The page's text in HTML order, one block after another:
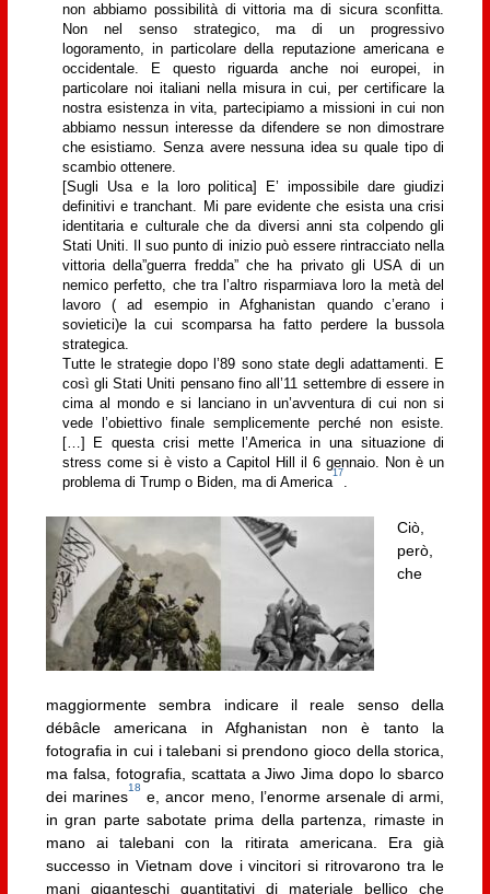
non abbiamo possibilità di vittoria ma di sicura sconfitta.
Non nel senso strategico, ma di un progressivo
logoramento, in particolare della reputazione americana e
occidentale. E questo riguarda anche noi europei, in
particolare noi italiani nella misura in cui, per certificare la
nostra esistenza in vita, partecipiamo a missioni in cui non
abbiamo nessun interesse da difendere se non dimostrare
che esistiamo. Senza avere nessuna idea su quale tipo di
scambio ottenere.
[Sugli Usa e la loro politica] E’ impossibile dare giudizi
definitivi e tranchant. Mi pare evidente che esista una crisi
identitaria e culturale che da diversi anni sta colpendo gli
Stati Uniti. Il suo punto di inizio può essere rintracciato nella
vittoria della”guerra fredda” che ha privato gli USA di un
nemico perfetto, che tra l’altro risparmiava loro la metà del
lavoro ( ad esempio in Afghanistan quando c’erano i
sovietici)e la cui scomparsa ha fatto perdere la bussola
strategica.
Tutte le strategie dopo l’89 sono state degli adattamenti. E
così gli Stati Uniti pensano fino all’11 settembre di essere in
cima al mondo e si lanciano in un’avventura di cui non si
vede l’obiettivo finale semplicemente perché non esiste.
[…] E questa crisi mette l’America in una situazione di
stress come si è visto a Capitol Hill il 6 gennaio. Non è un
problema di Trump o Biden, ma di America
17
.
Ciò,
però,
che
maggiormente sembra indicare il reale senso della
débâcle americana in Afghanistan non è tanto la
fotografia in cui i talebani si prendono gioco della storica,
ma falsa, fotografia, scattata a Jiwo Jima dopo lo sbarco
dei marines
18
e, ancor meno, l’enorme arsenale di armi,
in gran parte sabotate prima della partenza, rimaste in
mano ai talebani con la ritirata americana. Era già
successo in Vietnam dove i vincitori si ritrovarono tra le
mani giganteschi quantitativi di materiale bellico che